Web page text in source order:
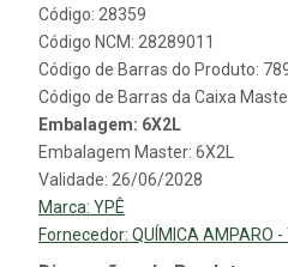
Código: 28359
Código NCM: 28289011
Código de Barras do Produto:
Código de Barras da Caixa
Embalagem: 6X2L
Embalagem Master: 6X2L
Validade: 26/06/2028
Marca: YPÊ
Fornecedor: QUÍMICA AMPARO -